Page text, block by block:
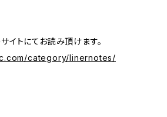
イトにてお読み頂けます。
category/linernotes/